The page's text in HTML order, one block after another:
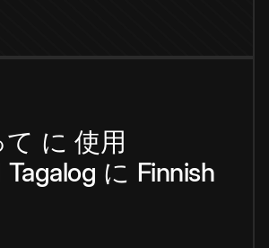
に 使用
Tagalog に Finnish